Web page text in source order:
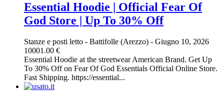
Essential Hoodie | Official Fear Of
God Store | Up To 30% Off
Stanze e posti letto - Battifolle (Arezzo) - Giugno 10, 2026
10001.00 €
Essential Hoodie at the streetwear American Brand. Get Up
To 30% Off on Fear Of God Essentials Official Online Store.
Fast Shipping. https://essential...